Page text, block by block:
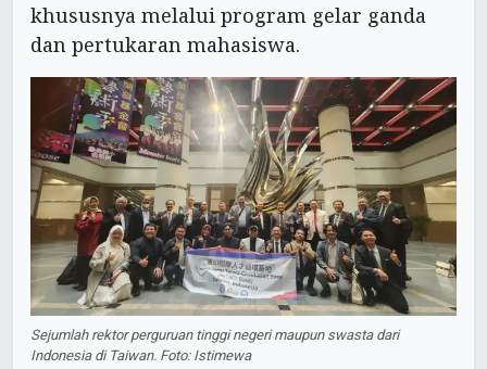
khususnya melalui program gelar ganda
dan pertukaran mahasiswa.
Sejumlah rektor perguruan tinggi negeri maupun swasta dari
Indonesia di Taiwan. Foto: Istimewa